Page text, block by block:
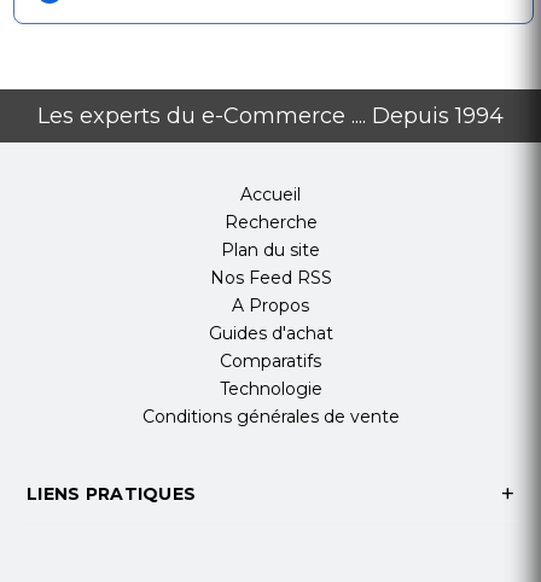
Les experts du e-Commerce .... Depuis 1994
Accueil
Recherche
Plan du site
Nos Feed RSS
A Propos
Guides d'achat
Comparatifs
Technologie
Conditions générales de vente
LIENS PRATIQUES